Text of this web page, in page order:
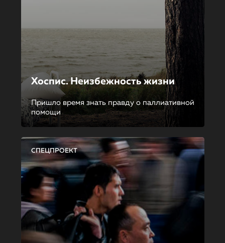
Хоспис. Неизбежность жизни
Пришло время знать правду о паллиативной
помощи
СПЕЦПРОЕКТ